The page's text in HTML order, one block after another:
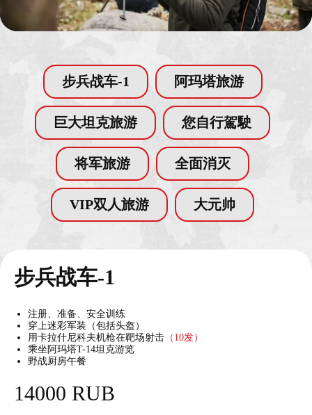
步兵战车-1 阿玛塔旅游
巨大坦克旅游 您自行駕駛
将军旅游 全面消灭
VIP双人旅游 大元帅
步兵战车-1
注册、准备、安全训练
穿上迷彩军装（包括头盔）
用卡拉什尼科夫机枪在靶场射击 （10发）
乘坐阿玛塔T-14坦克游览
野战厨房午餐
14000 RUB